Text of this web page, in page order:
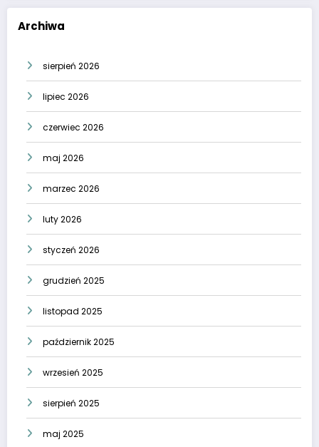
Archiwa
sierpień 2026
lipiec 2026
czerwiec 2026
maj 2026
marzec 2026
luty 2026
styczeń 2026
grudzień 2025
listopad 2025
październik 2025
wrzesień 2025
sierpień 2025
maj 2025